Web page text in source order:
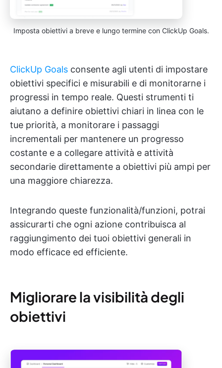
Imposta obiettivi a breve e lungo termine con ClickUp Goals.
ClickUp Goals consente agli utenti di impostare
obiettivi specifici e misurabili e di monitorarne i
progressi in tempo reale. Questi strumenti ti
aiutano a definire obiettivi chiari in linea con le
tue priorità, a monitorare i passaggi
incrementali per mantenere un progresso
costante e a collegare attività e attività
secondarie direttamente a obiettivi più ampi per
una maggiore chiarezza.
Integrando queste funzionalità/funzioni, potrai
assicurarti che ogni azione contribuisca al
raggiungimento dei tuoi obiettivi generali in
modo efficace ed efficiente.
Migliorare la visibilità degli
obiettivi